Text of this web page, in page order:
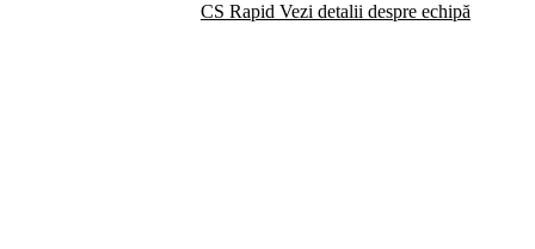
CS Rapid Vezi detalii despre echipă